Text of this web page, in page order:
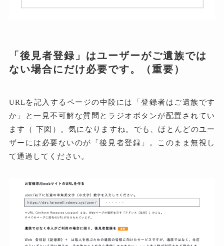
「後見者登録」はユーザーがご遺族では
ない場合にだけ必要です。（重要）
URLを記入するページの中段には「登録者はご遺族です
か」と一見不可解な質問とラジオボタンが配置されてい
ます（ 下図）。気になりますね。でも、ほとんどのユー
ザーには必要ないのが「後見者登録」。このまま無視し
て通過してください。